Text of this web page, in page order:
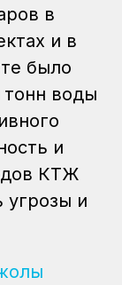
в
и в
было
тонн воды
и
КТЖ
угрозы и